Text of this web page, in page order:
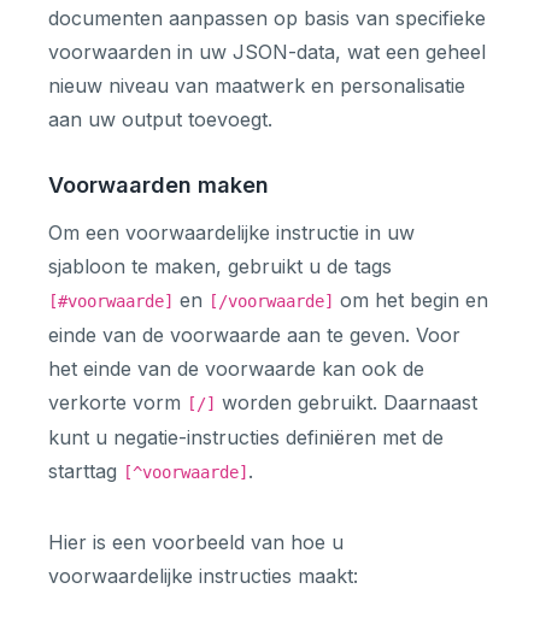
documenten aanpassen op basis van specifieke
voorwaarden in uw JSON-data, wat een geheel
nieuw niveau van maatwerk en personalisatie
aan uw output toevoegt.
Voorwaarden maken
Om een voorwaardelijke instructie in uw
sjabloon te maken, gebruikt u de tags
[#voorwaarde] en [/voorwaarde] om het begin en
einde van de voorwaarde aan te geven. Voor
het einde van de voorwaarde kan ook de
verkorte vorm
[/] worden gebruikt. Daarnaast
kunt u negatie-instructies definiëren met de
starttag
[^voorwaarde] .
Hier is een voorbeeld van hoe u
voorwaardelijke instructies maakt: